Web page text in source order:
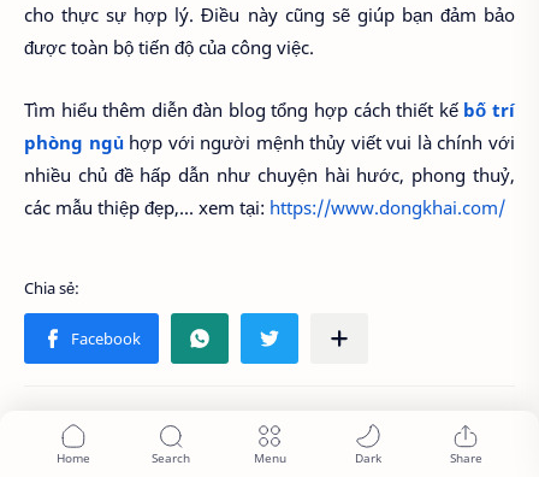
cho thực sự hợp lý. Điều này cũng sẽ giúp bạn đảm bảo
được toàn bộ tiến độ của công việc.
Tìm hiểu thêm diễn đàn blog tổng hợp cách thiết kế bố trí
phòng ngủhợp với người mệnh thủy viết vui là chính với
nhiều chủ đề hấp dẫn như chuyện hài hước, phong thuỷ,
các mẫu thiệp đẹp,... xem tại: https://www.dongkhai.com/
Bạn có thể thích những bài đăng này